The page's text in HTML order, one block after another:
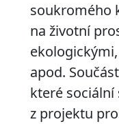
soukromého
na životní
apod.
které
z projektu